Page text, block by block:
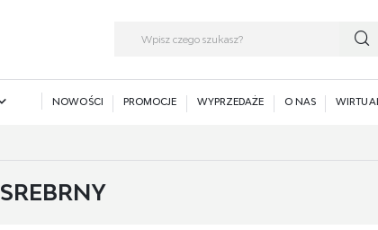
NOWOŚCI PROMOCJE WYPRZEDAŻE O NAS